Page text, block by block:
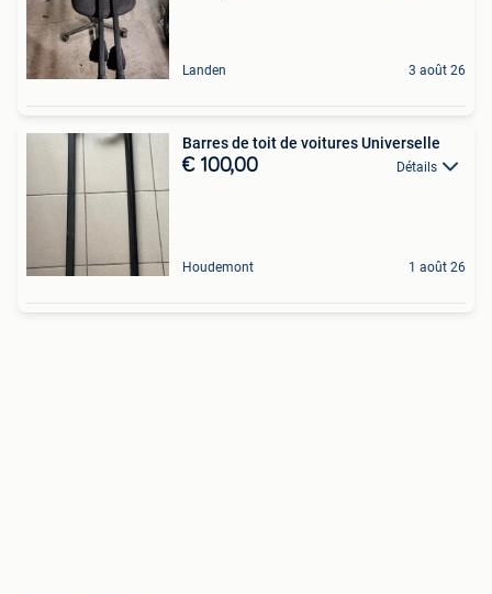
Landen 3 août 26
Barres de toit de voitures Universelle
€ 100,00 Détails
Houdemont 1 août 26